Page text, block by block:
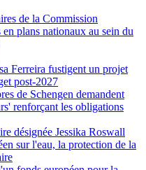
de la Commission
plans nationaux au sein du
Ferreira fustigent un projet
post-2027
de Schengen demandent
renforçant les obligations
désignée Jessika Roswall
sur l'eau, la protection de la